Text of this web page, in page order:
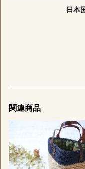
日本
関連商品